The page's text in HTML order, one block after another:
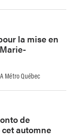
la mise en
Métro Québec
de
automne